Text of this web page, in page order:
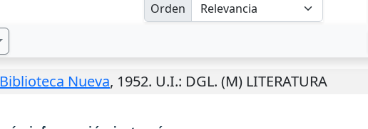
Orden
Biblioteca Nueva, 1952. U.I.: DGL. (M) LITERATURA